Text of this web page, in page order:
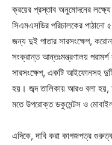
ক্রয়ের প্রস্তাব অনুমোদনের
সিএমএসডির পরিচালকের পাঠানো
জন্য দুই পাতার সারসংক্ষেপ,
সংক্রান্ত আন্তঃমন্ত্রণালয়
সারসংক্ষেপ, একটি আইফোনসহ
হয়। জব্দ তালিকায় আরও বলা হয়,
মতে উপরোক্ত ডকুমেন্টস ও
এদিকে, দাবি করা কাগজপত্র